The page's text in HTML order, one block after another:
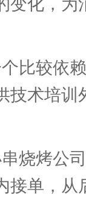
变化，为
比较依
技术培训
烧烤公
接单，从